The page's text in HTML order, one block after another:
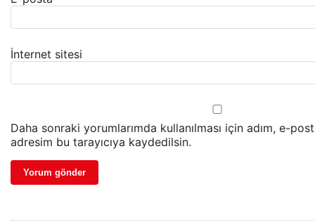
İnternet sitesi
Daha sonraki yorumlarımda kullanılması için adım, e-
adresim bu tarayıcıya kaydedilsin.